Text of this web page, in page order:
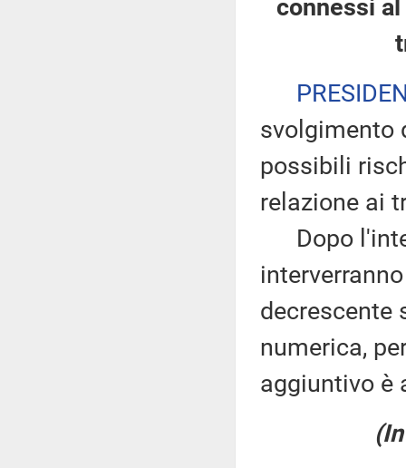
connessi
svolgimento
possibili
relazione ai
Dopo
decrescente
numerica,
aggiuntivo è